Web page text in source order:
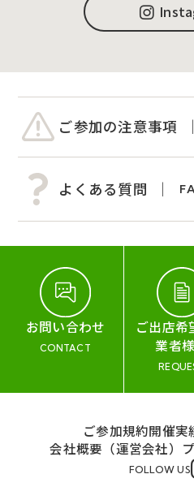
ご参加の注意事項
よくある質問
お問い合わせ
CONTACT
ご出店希
業者
ご参加規約開催実
会社概要（運営会社）
FOLLOW US